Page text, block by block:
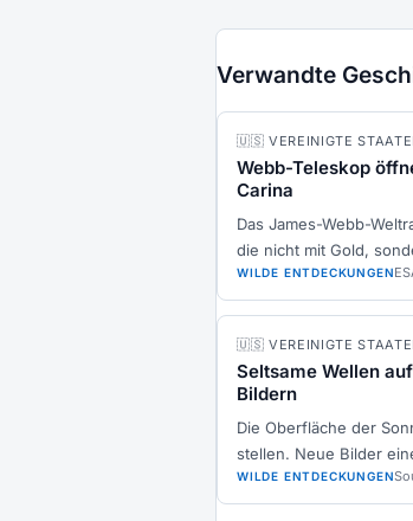
Verwandte
🇺🇸 VEREINIGTE
Webb-Teleskop
Carina
Das James-Webb-
die nicht mit Gold,
WILDE ENTDECKUNGEN
🇺🇸 VEREINIGTE
Seltsame Wellen
Bildern
Die Oberfläche der
stellen. Neue Bilder
WILDE ENTDECKUNGEN